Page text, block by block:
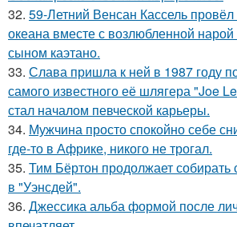
32. 59-Летний Венсан Кассель
океана вместе с возлюбленной нарой
сыном каэтано.
33. Слава пришла к ней в 1987 году
самого известного её шлягера "Joe
стал началом певческой карьеры.
34. Мужчина просто спокойно себе
где-то в Африке, никого не трогал.
35. Тим Бёртон продолжает собирать
в "Уэнсдей".
36. Джессика альба формой после